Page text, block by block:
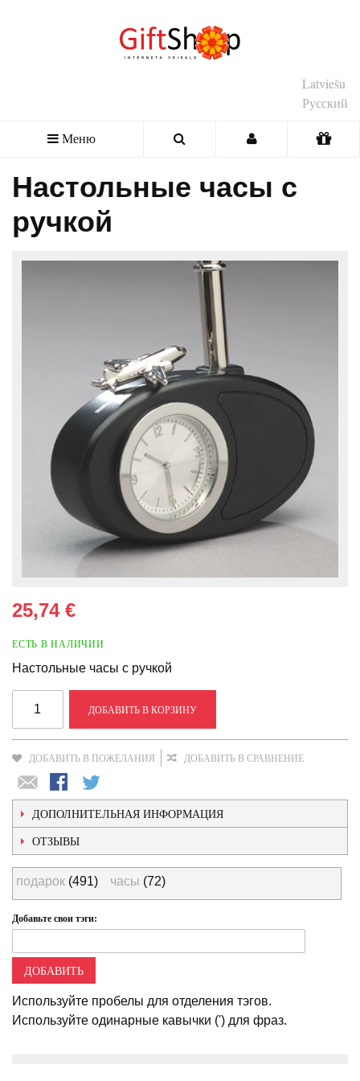
Latviešu
Русский
Меню
Настольные часы с
ручкой
25,74 €
ЕСТЬ В НАЛИЧИИ
Настольные часы с ручкой
ДОБАВИТЬ В КОРЗИНУ
ДОБАВИТЬ В ПОЖЕЛАНИЯ ДОБАВИТЬ В СРАВНЕНИЕ
ДОПОЛНИТЕЛЬНАЯ ИНФОРМАЦИЯ
ОТЗЫВЫ
подарок (491) часы (72)
Добавьте свои тэги:
ДОБАВИТЬ
Используйте пробелы для отделения тэгов.
Используйте одинарные кавычки (') для фраз.